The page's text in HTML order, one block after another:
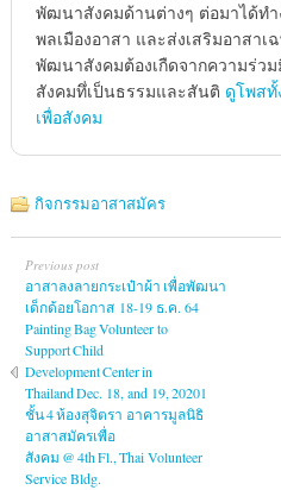
พัฒนาสังคมด้านต่างๆ ต่อมาได้ท
พลเมืองอาสา และส่งเสริมอาสาเ
พัฒนาสังคมต้องเกืดจากความร่ว
สังคมทึ่เป็นธรรมและสันติ ดูโพส
เพื่อสังคม
กิจกรรมอาสาสมัคร
Previous post
อาสาลงลายกระเป๋าผ้า เพื่อพัฒนา
เด็กด้อยโอกาส 18-19 ธ.ค. 64
Painting Bag Volunteer to
Support Child
Development Center in
Thailand Dec. 18, and 19, 20201
ชั้น 4 ห้องสุจิตรา อาคารมูลนิธิ
อาสาสมัครเพื่อ
สังคม @ 4th Fl., Thai Volunteer
Service Bldg.